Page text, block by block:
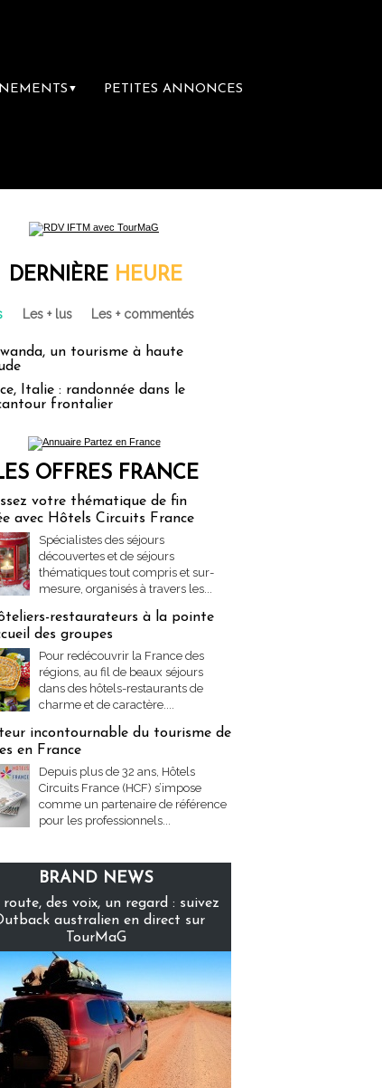
▼ PETITES ANNONCES
librairie du voyage
DERNIÈRE HEURE
Les + lus Les + commentés
un tourisme à haute
Italie : randonnée dans le
frontalier
OFFRES FRANCE
votre thématique de fin
avec Hôtels Circuits France
Spécialistes des séjours
découvertes et de séjours
thématiques tout compris et sur-
mesure, organisés à travers les...
restaurateurs à la pointe
des groupes
Pour redécouvrir la France des
régions, au fil de beaux séjours
dans des hôtels-restaurants de
charme et de caractère....
incontournable du tourisme de
en France
Depuis plus de 32 ans, Hôtels
Circuits France (HCF) s’impose
comme un partenaire de référence
pour les professionnels...
BRAND NEWS
route, des voix, un regard : suivez
australien en direct sur
TourMaG